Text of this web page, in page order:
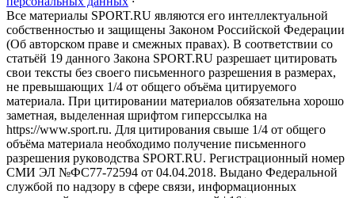
Все материалы SPORT.RU являются его интеллектуальной
собственностью и защищены Законом Российской Федерации
(Об авторском праве и смежных правах). В соответствии со
статьёй 19 данного Закона SPORT.RU разрешает цитировать
свои тексты без своего письменного разрешения в размерах,
не превышающих 1/4 от общего объёма цитируемого
материала. При цитировании материалов обязательна хорошо
заметная, выделенная шрифтом гиперссылка на
https://www.sport.ru. Для цитирования свыше 1/4 от общего
объёма материала необходимо получение письменного
разрешения руководства SPORT.RU. Регистрационный номер
СМИ ЭЛ №ФС77-72594 от 04.04.2018. Выдано Федеральной
службой по надзору в сфере связи, информационных